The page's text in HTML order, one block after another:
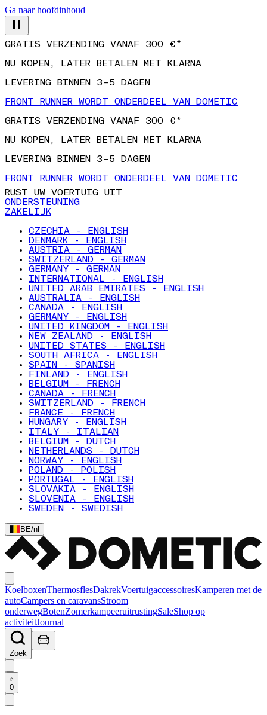
Ga naar hoofdinhoud
GRATIS VERZENDING VANAF 300 €*
NU KOPEN, LATER BETALEN MET KLARNA
LEVERING BINNEN 3–5 DAGEN
FRONT RUNNER WORDT ONDERDEEL VAN DOMETIC
GRATIS VERZENDING VANAF 300 €*
NU KOPEN, LATER BETALEN MET KLARNA
LEVERING BINNEN 3–5 DAGEN
FRONT RUNNER WORDT ONDERDEEL VAN DOMETIC
RUST UW VOERTUIG UIT
ONDERSTEUNING
ZAKELIJK
CZECHIA - ENGLISH
DENMARK - ENGLISH
AUSTRIA - GERMAN
SWITZERLAND - GERMAN
GERMANY - GERMAN
INTERNATIONAL - ENGLISH
UNITED ARAB EMIRATES - ENGLISH
AUSTRALIA - ENGLISH
CANADA - ENGLISH
GERMANY - ENGLISH
UNITED KINGDOM - ENGLISH
NEW ZEALAND - ENGLISH
UNITED STATES - ENGLISH
SOUTH AFRICA - ENGLISH
SPAIN - SPANISH
FINLAND - ENGLISH
BELGIUM - FRENCH
CANADA - FRENCH
SWITZERLAND - FRENCH
FRANCE - FRENCH
HUNGARY - ENGLISH
ITALY - ITALIAN
BELGIUM - DUTCH
NETHERLANDS - DUTCH
NORWAY - ENGLISH
POLAND - POLISH
PORTUGAL - ENGLISH
SLOVAKIA - ENGLISH
SLOVENIA - ENGLISH
SWEDEN - SWEDISH
BE/nl
KoelboxenThermosflesDakrekVoertuigaccessoiresKamperen met de
autoCampers en caravansStroom
onderwegBotenZomerkampeeruitrustingSaleShop op
activiteitJournal
Zoek
0